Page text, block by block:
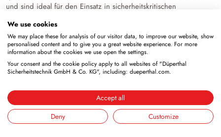
und sind ideal für den Einsatz in sicherheitskritischen
Außenbereichen geeignet.
Vorteile der Sicherheitsascher von DÜPERTHAL:
Brandschutz:Selbstlöschende Konstruktion verhindert
offene Flammen.
gegen äußere Einflüsse.
Hygienisch:Leicht zu reinigen und zu entleeren.
Praktisches Design:
Funktional und ästhetisch
ansprechend.
We use cookies
We may place these for analysis of our visitor data, to improve our website, show
personalised content and to give you a great website experience. For more
information about the cookies we use open the settings.
Your consent and the cookie policy apply to all websites of "Düperthal
Sicherheitstechnik GmbH & Co. KG", including: dueperthal.com.
Accept all
Deny
Customize